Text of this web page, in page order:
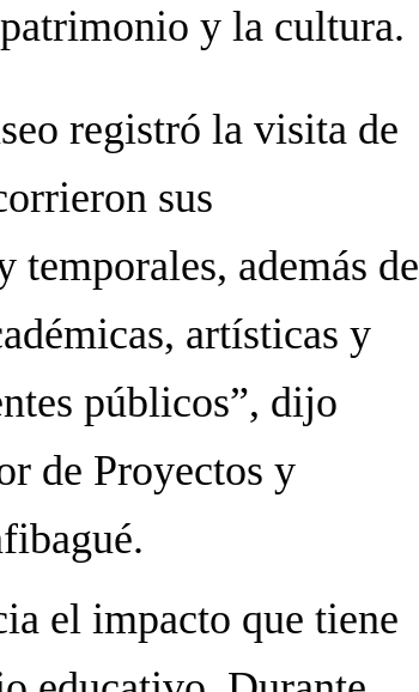
y la cultura.
registró la visita de
sus
temporales, además de
artísticas y
públicos”, dijo
de Proyectos y
el impacto que tiene